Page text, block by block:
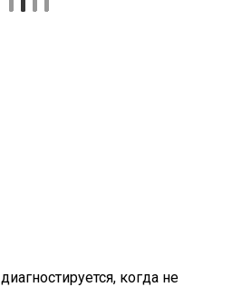
диагностируется, когда не